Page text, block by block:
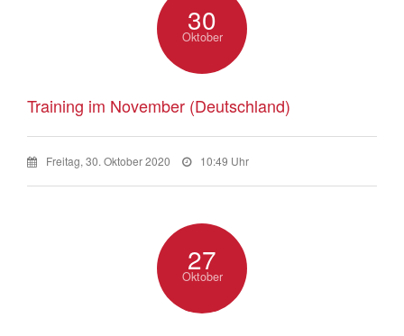
30
Oktober
Training im November (Deutschland)
Freitag, 30. Oktober 2020 10:49 Uhr
27
Oktober